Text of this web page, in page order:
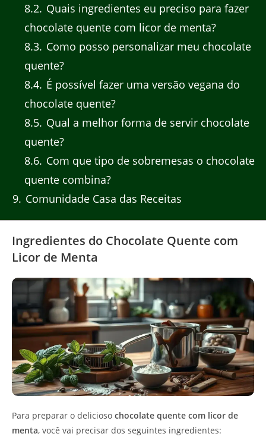
8.2 Quais ingredientes eu preciso para fazer
chocolate quente com licor de menta?
8.3 Como posso personalizar meu chocolate
quente?
8.4 É possível fazer uma versão vegana do
chocolate quente?
8.5 Qual a melhor forma de servir chocolate
quente?
8.6 Com que tipo de sobremesas o chocolate
quente combina?
9 Comunidade Casa das Receitas
Ingredientes do Chocolate Quente com
Licor de Menta
Para preparar o delicioso chocolate quente com licor de
menta, você vai precisar dos seguintes ingredientes: